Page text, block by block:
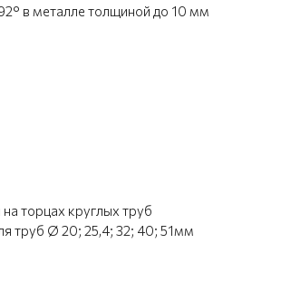
в металле толщиной до 10 мм
торцах круглых труб
труб Ø 20; 25,4; 32; 40; 51мм